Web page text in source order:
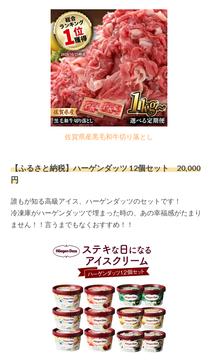
佐賀県産黒毛和牛切り落とし
【ふるさと納税】ハーゲンダッツ 12個セット 20,000
円
誰もが知る高級アイス、ハーゲンダッツのセットです！
冷凍庫がハーゲンダッツで埋まった時の、あの幸福感がたまり
ません！！言うまでもなくおすすめ！！